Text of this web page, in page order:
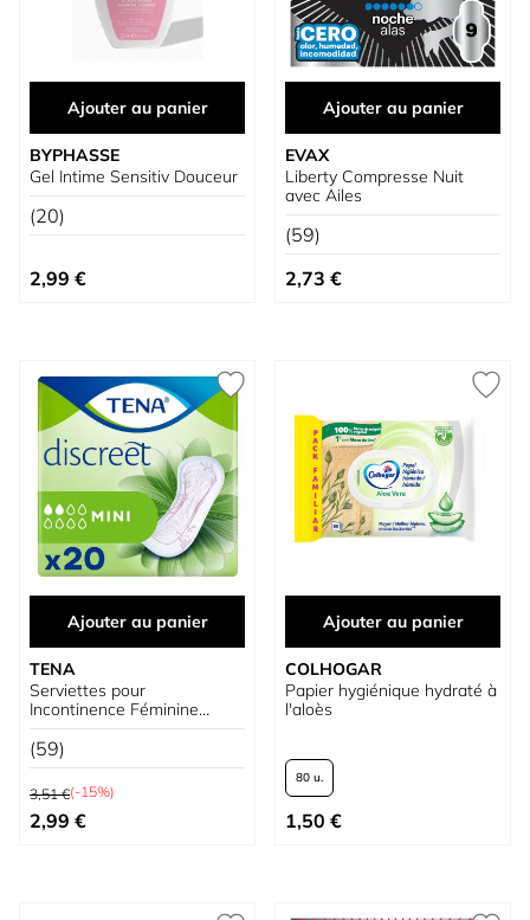
Ajouter au panier
BYPHASSE
Gel Intime Sensitiv Douceur
(20)
2,99 €
Ajouter au panier
EVAX
Liberty Compresse Nuit
avec Ailes
(59)
2,73 €
Ajouter au panier
TENA
Serviettes pour
Incontinence Féminine
Discreet Mini Ultra
(59)
Prix normal
3,51 €(-15%)
Prix spécial
2,99 €
Ajouter au panier
COLHOGAR
Papier hygiénique hydraté à
l'aloès
80 u.
À partir de
1,50 €